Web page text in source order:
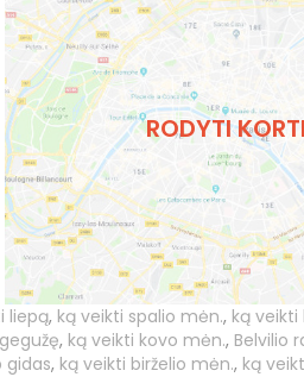
RODYTI
liepą, ką veikti spalio mėn., ką veikti
, ką veikti kovo mėn., Belvilio
gidas, ką veikti birželio mėn., ką